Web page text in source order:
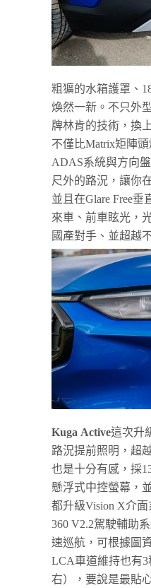
粗獷的水箱護罩、
煥然一新。不只外
牌林肯的技術，換
不僅比Matrix矩陣
ADAS系統與方向
尺外的路況，讓你
並且在Glare Free
來車、前車眩光，
國產對手、並超越
Kuga Active這次升
路況提前照明，超
也是十分有感，採
懸浮式中控螢幕，
都升級Vision X介
360 V2.2駕駛輔助
速巡航，可根據圖
LCA車道維持也有
右），要說是最貼